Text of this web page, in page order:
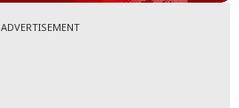
ADVERTISEMENT